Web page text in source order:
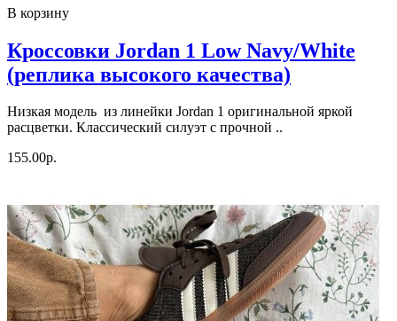
В корзину
Кроссовки Jordan 1 Low Navy/White
(реплика высокого качества)
Низкая модель из линейки Jordan 1 оригинальной яркой
расцветки. Классический силуэт с прочной ..
155.00р.